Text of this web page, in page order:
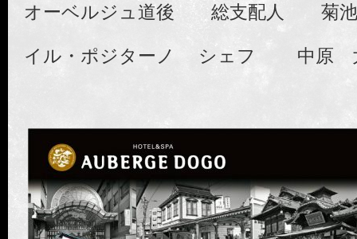
オーベルジュ道後 総支配人 菊
イル・ポジターノ シェフ 中原